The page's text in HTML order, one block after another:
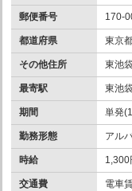
郵便番号 170-
都道府県 東京
その他住所 東池
最寄駅 東池
期間 単発
勤務形態 アル
時給 1,300
交通費 電車